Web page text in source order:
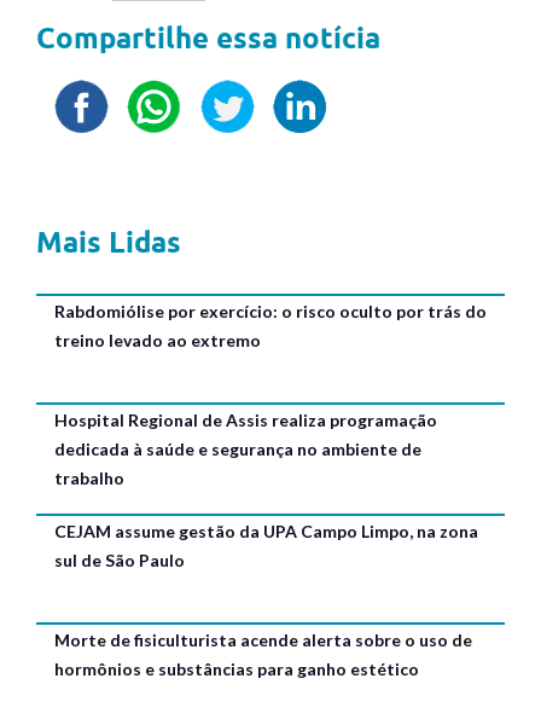
Compartilhe essa notícia
Mais Lidas
Rabdomiólise por exercício: o risco oculto por trás do
treino levado ao extremo
Hospital Regional de Assis realiza programação
dedicada à saúde e segurança no ambiente de
trabalho
CEJAM assume gestão da UPA Campo Limpo, na zona
sul de São Paulo
Morte de fisiculturista acende alerta sobre o uso de
hormônios e substâncias para ganho estético